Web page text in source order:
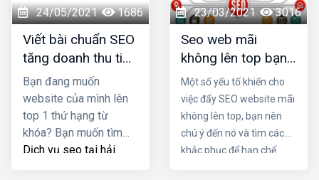
cao nhất cho doanh
nghiệp bạn.
như thế nào?
24/05/2021 1686
Viết bài chuẩn SEO
tăng doanh thu tiết
kiệm chi phí quảng
cáo
Bạn đang muốn
website của mình lên
top 1 thứ hạng từ
khóa? Bạn muốn tìm
Dịch vụ seo tại hải
23/03/2021 3016
Seo web mãi
không lên top bạn
có biết lý do là gì
không?
Một số yếu tố khiến cho
việc đẩy SEO website mãi
không lên top, bạn nên
chú ý đến nó và tìm cách
khắc phục để hạn chế